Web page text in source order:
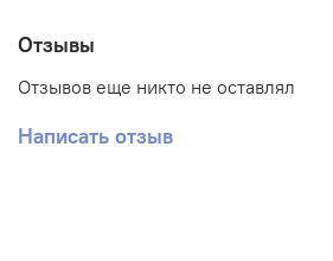
увлажняет волосы, делая их
расчёсываемыми. Средство не
волосах, но и увлажняет кожу,
дарит ощущение свежести.
сбалансированному pH (5,3–6,3)
ежедневного применения.
Отзывы
Отзывов еще никто не оставлял
Написать отзыв